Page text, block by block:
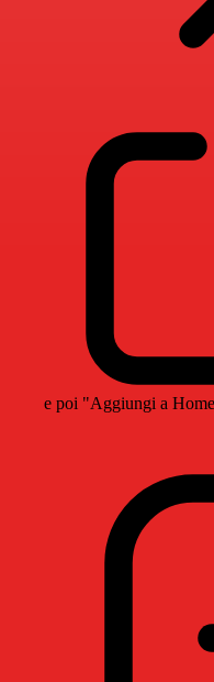
e poi "Aggiungi a